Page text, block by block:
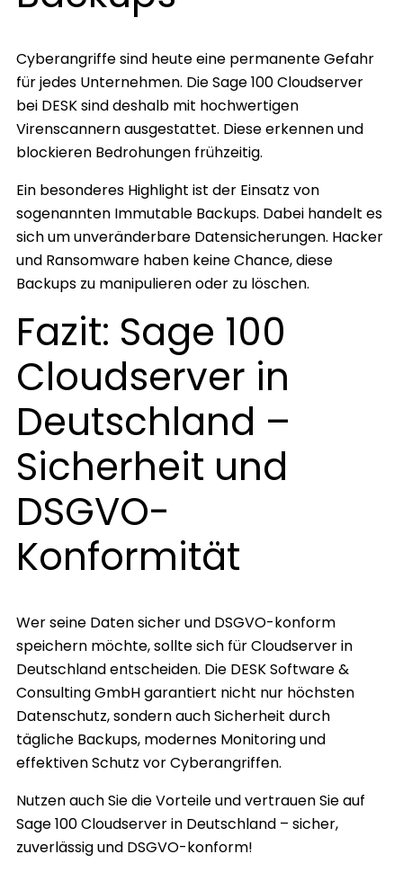
Cyberangriffe sind heute eine permanente Gefahr
für jedes Unternehmen. Die Sage 100 Cloudserver
bei DESK sind deshalb mit hochwertigen
Virenscannern ausgestattet. Diese erkennen und
blockieren Bedrohungen frühzeitig.
Ein besonderes Highlight ist der Einsatz von
sogenannten Immutable Backups. Dabei handelt es
sich um unveränderbare Datensicherungen. Hacker
und Ransomware haben keine Chance, diese
Backups zu manipulieren oder zu löschen.
Fazit: Sage 100
Cloudserver in
Deutschland –
Sicherheit und
DSGVO-
Konformität
Wer seine Daten sicher und DSGVO-konform
speichern möchte, sollte sich für Cloudserver in
Deutschland entscheiden. Die DESK Software &
Consulting GmbH garantiert nicht nur höchsten
Datenschutz, sondern auch Sicherheit durch
tägliche Backups, modernes Monitoring und
effektiven Schutz vor Cyberangriffen.
Nutzen auch Sie die Vorteile und vertrauen Sie auf
Sage 100 Cloudserver in Deutschland – sicher,
zuverlässig und DSGVO-konform!